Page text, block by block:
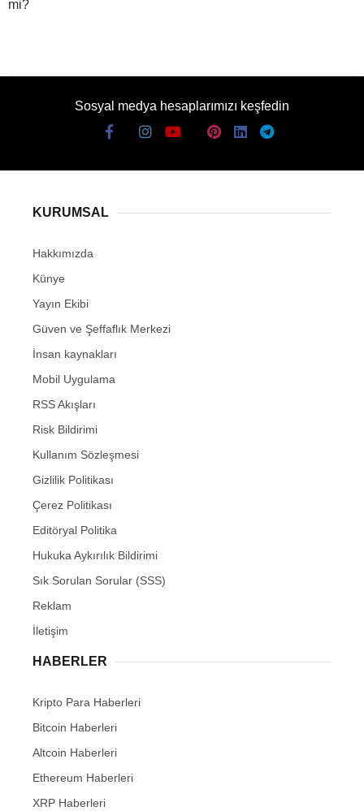
mi?
Sosyal medya hesaplarımızı keşfedin
KURUMSAL
Hakkımızda
Künye
Yayın Ekibi
Güven ve Şeffaflık Merkezi
İnsan kaynakları
Mobil Uygulama
RSS Akışları
Risk Bildirimi
Kullanım Sözleşmesi
Gizlilik Politikası
Çerez Politikası
Editöryal Politika
Hukuka Aykırılık Bildirimi
Sık Sorulan Sorular (SSS)
Reklam
İletişim
HABERLER
Kripto Para Haberleri
Bitcoin Haberleri
Altcoin Haberleri
Ethereum Haberleri
XRP Haberleri